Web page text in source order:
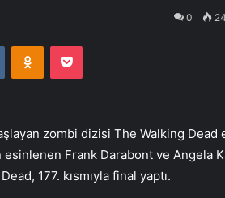
0 24
VKontakteOdnoklassniki
Pocket
zombi dizisi The Walking Dead
Frank Darabont ve Angela
177. kısmıyla final yaptı.